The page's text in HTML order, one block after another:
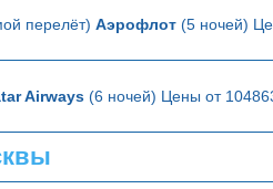
перелёт) Аэрофлот (5 ночей)
Airways (6 ночей) Цены от